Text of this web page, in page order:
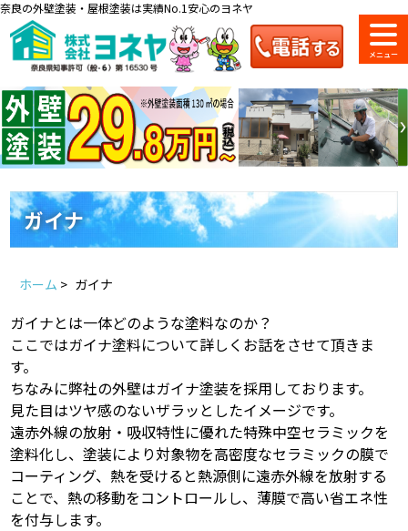
奈良の外壁塗装・屋根塗装は実績No.1安心のヨネヤ
料金一覧 会社案内 ショールーム
のご紹介
お問い合わせ
地域の事例がいっぱい
ヨネヤの施工実績
Home お客様の声
スタッフ紹介 よくあるご質問
スタッフブログ 屋根リフォームについて
ガイナ
ホーム > ガイナ
ガイナとは一体どのような塗料なのか？
ここではガイナ塗料について詳しくお話をさせて頂きま
す。
ちなみに弊社の外壁はガイナ塗装を採用しております。
見た目はツヤ感のないザラッとしたイメージです。
遠赤外線の放射・吸収特性に優れた特殊中空セラミックを
塗料化し、塗装により対象物を高密度なセラミックの膜で
コーティング、熱を受けると熱源側に遠赤外線を放射する
ことで、熱の移動をコントロールし、薄膜で高い省エネ性
を付与します。